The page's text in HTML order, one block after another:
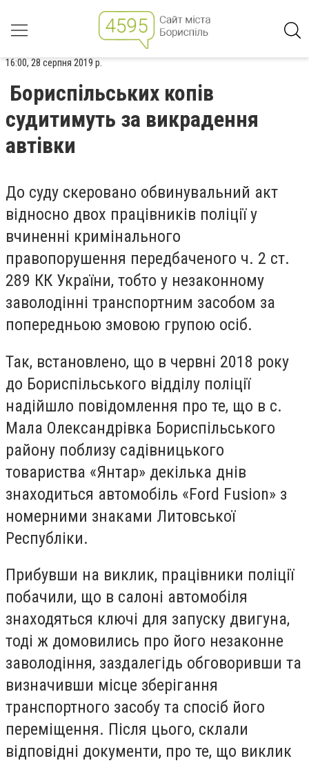
16:00, 28 серпня 2019 р.
Бориспільських копів
судитимуть за викрадення
автівки
До суду скеровано обвинувальний акт
відносно двох працівників поліції у
вчиненні кримінального
правопорушення передбаченого ч. 2 ст.
289 КК України, тобто у незаконному
заволодінні транспортним засобом за
попередньою змовою групою осіб.
Так, встановлено, що в червні 2018 року
до Бориспільського відділу поліції
надійшло повідомлення про те, що в с.
Мала Олександрівка Бориспільського
району поблизу садівницького
товариства «Янтар» декілька днів
знаходиться автомобіль «Ford Fusion» з
номерними знаками Литовської
Республіки.
Прибувши на виклик, працівники поліції
побачили, що в салоні автомобіля
знаходяться ключі для запуску двигуна,
тоді ж домовились про його незаконне
заволодіння, заздалегідь обговоривши та
визначивши місце зберігання
транспортного засобу та спосіб його
переміщення. Після цього, склали
відповідні документи, про те, що виклик